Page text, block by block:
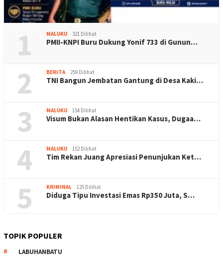
1 MALUKU 321 Dilihat
PMII-KNPI Buru Dukung Yonif 733 di Gunun…
2 BERITA 259 Dilihat
TNI Bangun Jembatan Gantung di Desa Kaki…
3 MALUKU 154 Dilihat
Visum Bukan Alasan Hentikan Kasus, Dugaa…
4 MALUKU 152 Dilihat
Tim Rekan Juang Apresiasi Penunjukan Ket…
5 KRIMINAL 125 Dilihat
Diduga Tipu Investasi Emas Rp350 Juta, S…
TOPIK POPULER
LABUHANBATU